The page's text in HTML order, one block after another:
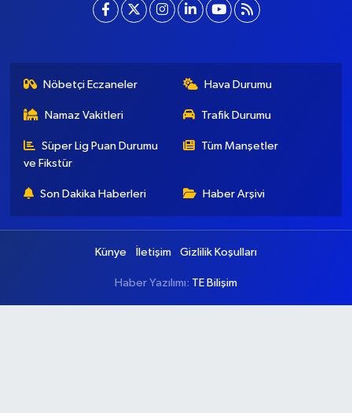
Nöbetçi Eczaneler Hava Durumu
Namaz Vakitleri Trafik Durumu
Süper Lig Puan Durumu
ve Fikstür
Tüm Manşetler
Son Dakika Haberleri Haber Arşivi
Künye İletişim Gizlilik Koşulları
Haber Yazılımı: TE Bilişim